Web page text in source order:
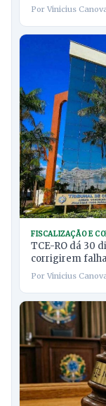
Por Vinicius
FISCALIZAÇÃO E
TCE-RO dá 30
corrigirem
Por Vinicius